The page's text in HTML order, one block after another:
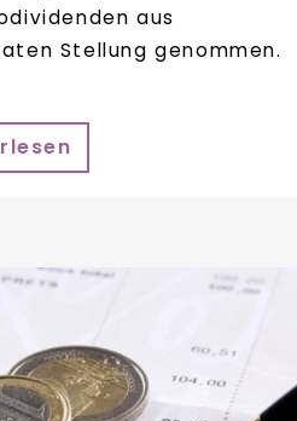
aus
Stellung genommen.